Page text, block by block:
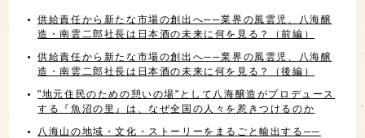
供給責任から新たな市場の創出へ──業界の風雲児、八海醸
造・南雲二郎社長は日本酒の未来に何を見る？（前編）
供給責任から新たな市場の創出へ──業界の風雲児、八海醸
造・南雲二郎社長は日本酒の未来に何を見る？（後編）
"地元住民のための憩いの場"として八海醸造がプロデュース
する『魚沼の里』は、なぜ全国の人々を惹きつけるのか
八海山の地域・文化・ストーリーをまるごと輸出する──